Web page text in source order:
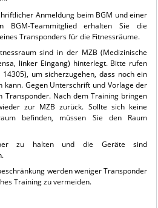
Anmeldung beim BGM und einer
BGM-Teammitglied erhalten Sie die
Transponders für die Fitnessräume.
sind in der MZB (Medizinische
linker Eingang) hinterlegt. Bitte rufen
um sicherzugehen, dass noch ein
kann. Gegen Unterschrift und Vorlage der
Transponder. Nach dem Training bringen
zur MZB zurück. Sollte sich keine
befinden, müssen Sie den Raum
zu halten und die Geräte sind
werden weniger Transponder
Training zu vermeiden.